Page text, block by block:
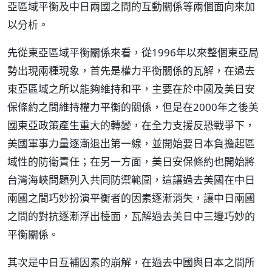
亞區域平衡及中日兩國之間的互動關係等兩個面向來加
以分析。
先從東亞區域平衡關係來看，從1996年以來整個東亞局
勢出現兩種現象，首先是權力平衡關係的瓦解，在過去
東亞區域之所以能夠維持和平，主要在於中國及美日安
保條約之間維持權力平衡的關係，但是在2000年之後美
國東亞政策產生重大的轉變，在全力支援反恐戰爭下，
美國軍事力量逐漸退出第一線，並開始要日本負擔起區
域性的防衛責任；在另一方面，美日安保條約也開始將
台灣海峽問題列入共同防禦範圍，這讓過去美國在中日
兩國之間巧妙扮演平衡者的因素逐漸消失，讓中日兩國
之間的對抗逐漸浮出檯面，瓦解過去美日中三邊巧妙的
平衡關係。
其次是中日互補因素的崩解，在過去中國與日本之間所